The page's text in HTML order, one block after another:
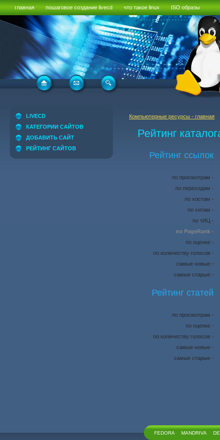
главная пошаговое создание livecd что такое linux ISO образы
LIVECD
КАТЕГОРИИ САЙТОВ
ДОБАВИТЬ САЙТ
РЕЙТИНГ САЙТОВ
Компьютерные ресурсы - главная
Рейтинг
Рейтинг ссылок
по просмотрам -
по переходам -
по хостам -
по хитам -
по тИЦ -
по PageRank -
по оценке -
по количеству голосов -
самые новые -
самые старые -
Рейтинг статей
по просмотрам -
по оценке -
по количеству голосов -
самые новые -
самые старые -
FEDORA MANDRIVA